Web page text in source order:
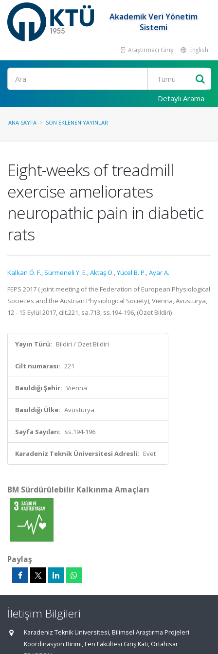
Akademik Veri Yönetim
Sistemi
Araştırmacı Girişi English
Ara
Detaylı Arama
ANA SAYFA SON EKLENEN YAYINLAR
Eight-weeks of treadmill
exercise ameliorates
neuropathic pain in diabetic
rats
Kalkan Ö. F., Sürmeneli Y. E.,Aktaş O.,Yücel B. P.,Ayar A.
FEPS 2017 ( joint meeting of the Federation of European Physiological
Societies and the Austrian Physiological Society), Vienna, Avusturya,
12 - 15 Eylül 2017, cilt.221, sa.713, ss.194-196, (Özet Bildiri)
Yayın Türü: Bildiri / Özet Bildiri
Cilt numarası: 221
Basıldığı Şehir: Vienna
Basıldığı Ülke: Avusturya
Sayfa Sayıları: ss.194-196
Karadeniz Teknik Üniversitesi Adresli: Evet
BM Sürdürülebilir Kalkınma Amaçları
Paylaş
İletişim Bilgileri
Karadeniz Teknik Üniversitesi, Bilimsel Araştırma Projeleri
Koordinasyon Birimi, Fen Fakültesi Giriş Katı, Ortahisar